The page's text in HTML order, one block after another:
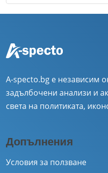
A-specto.bg е независим
задълбочени анализи и
света на политиката,
Допълнения
Условия за ползване